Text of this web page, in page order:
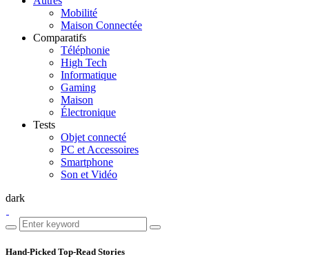
Mobilité
Maison Connectée
Comparatifs
Téléphonie
High Tech
Informatique
Gaming
Maison
Électronique
Tests
Objet connecté
PC et Accessoires
Smartphone
Son et Vidéo
dark
Hand-Picked Top-Read Stories